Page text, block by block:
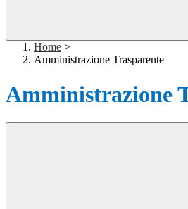
Home >
Amministrazione Trasparente
Amministrazione